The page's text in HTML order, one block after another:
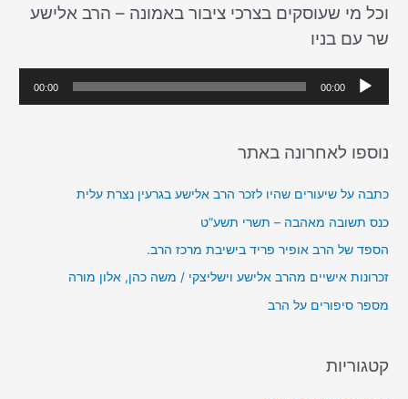
r
c
h
וכל מי שעוסקים בצרכי ציבור באמונה – הרב אלישע
שר עם בניו
ג
א
ד
י
ו
00:00
00:00
נוספו לאחרונה באתר
כתבה על שיעורים שהיו לזכר הרב אלישע בגרעין נצרת עלית
כנס תשובה מאהבה – תשרי תשע”ט
הספד של הרב אופיר פריד בישיבת מרכז הרב.
זכרונות אישיים מהרב אלישע וישליצקי / משה כהן, אלון מורה
מספר סיפורים על הרב
קטגוריות